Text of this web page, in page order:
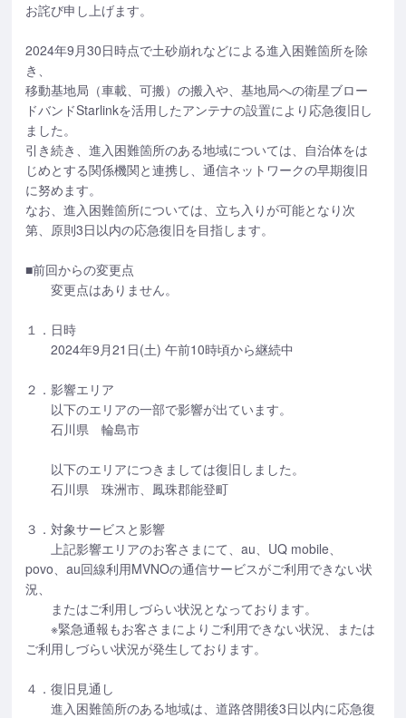
お詫び申し上げます。
2024年9月30日時点で土砂崩れなどによる進入困難箇所を除
き、
移動基地局（車載、可搬）の搬入や、基地局への衛星ブロー
ドバンドStarlinkを活用したアンテナの設置により応急復旧し
ました。
引き続き、進入困難箇所のある地域については、自治体をは
じめとする関係機関と連携し、通信ネットワークの早期復旧
に努めます。
なお、進入困難箇所については、立ち入りが可能となり次
第、原則3日以内の応急復旧を目指します。
■前回からの変更点
変更点はありません。
１．日時
2024年9月21日(土) 午前10時頃から継続中
２．影響エリア
以下のエリアの一部で影響が出ています。
石川県 輪島市
以下のエリアにつきましては復旧しました。
石川県 珠洲市、鳳珠郡能登町
３．対象サービスと影響
上記影響エリアのお客さまにて、au、UQ mobile、
povo、au回線利用MVNOの通信サービスがご利用できない状
況、
またはご利用しづらい状況となっております。
※緊急通報もお客さまによりご利用できない状況、または
ご利用しづらい状況が発生しております。
４．復旧見通し
進入困難箇所のある地域は、道路啓開後3日以内に応急復